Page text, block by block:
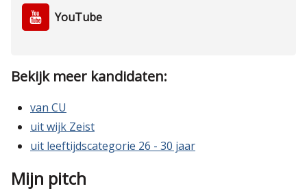
YouTube
Bekijk meer kandidaten:
van CU
uit wijk Zeist
uit leeftijdscategorie 26 - 30 jaar
Mijn pitch